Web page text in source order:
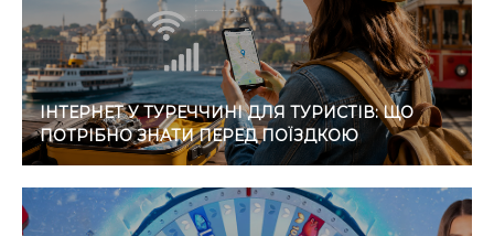
ІНТЕРНЕТ У ТУРЕЧЧИНІ ДЛЯ ТУРИСТІВ: ЩО
ПОТРІБНО ЗНАТИ ПЕРЕД ПОЇЗДКОЮ